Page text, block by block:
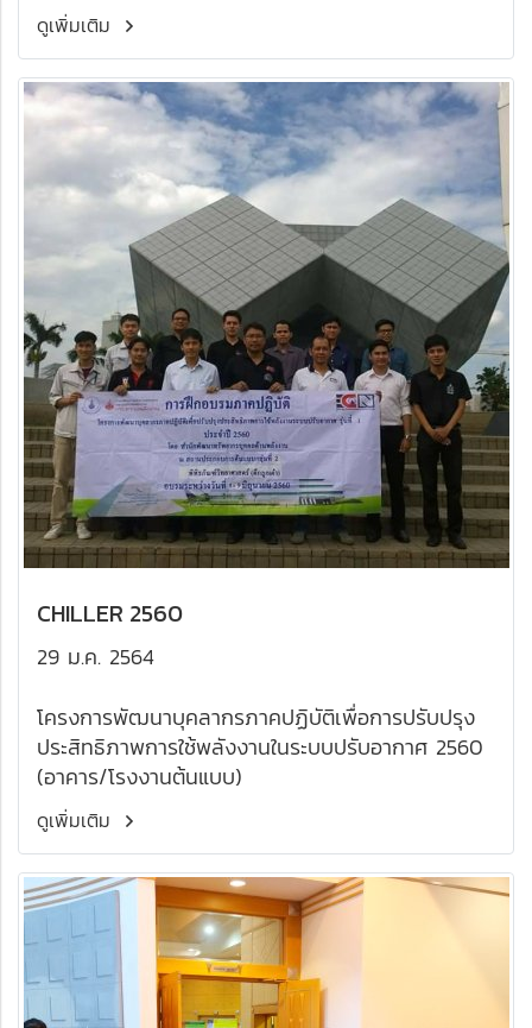
ดูเพิ่มเติม
CHILLER 2560
29 ม.ค. 2564
โครงการพัฒนาบุคลากรภาคปฏิบัติเพื่อการปรับปรุง
ประสิทธิภาพการใช้พลังงานในระบบปรับอากาศ 2560
(อาคาร/โรงงานต้นแบบ)
ดูเพิ่มเติม